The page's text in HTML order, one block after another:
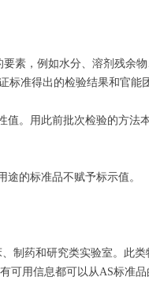
要素，例如水分、溶剂残余
准得出的检验结果和官能
。用此前批次检验的方法
的标准品不赋予标示值。
制药和研究类实验室。此
用信息都可以从AS标准